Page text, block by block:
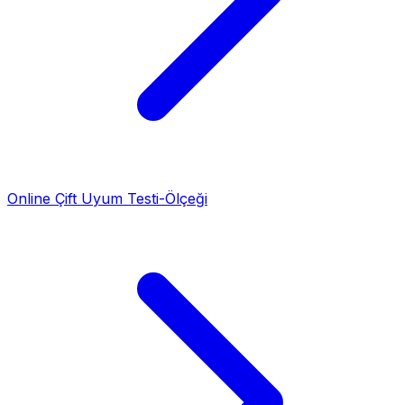
Online Çift Uyum Testi-Ölçeği